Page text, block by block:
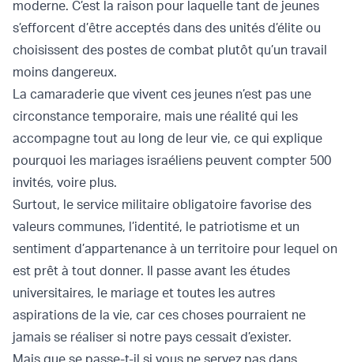
moderne. C’est la raison pour laquelle tant de jeunes
s’efforcent d’être acceptés dans des unités d’élite ou
choisissent des postes de combat plutôt qu’un travail
moins dangereux.
La camaraderie que vivent ces jeunes n’est pas une
circonstance temporaire, mais une réalité qui les
accompagne tout au long de leur vie, ce qui explique
pourquoi les mariages israéliens peuvent compter 500
invités, voire plus.
Surtout, le service militaire obligatoire favorise des
valeurs communes, l’identité, le patriotisme et un
sentiment d’appartenance à un territoire pour lequel on
est prêt à tout donner. Il passe avant les études
universitaires, le mariage et toutes les autres
aspirations de la vie, car ces choses pourraient ne
jamais se réaliser si notre pays cessait d’exister.